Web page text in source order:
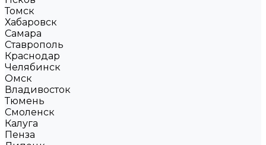
Томск
Хабаровск
Самара
Ставрополь
Краснодар
Челябинск
Омск
Владивосток
Тюмень
Смоленск
Калуга
Пенза